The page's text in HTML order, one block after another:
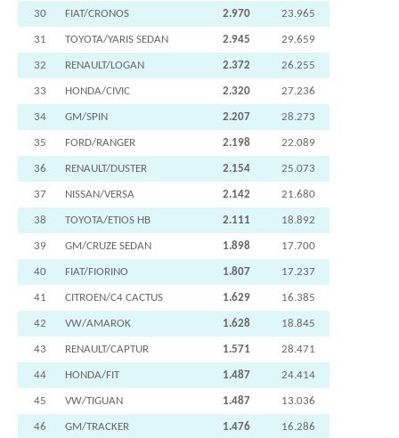
30 FIAT/CRONOS 2.970 23.965
31 TOYOTA/YARIS SEDAN 2.945 29.659
32 RENAULT/LOGAN 2.372 26.255
33 HONDA/CIVIC 2.320 27.236
34 GM/SPIN 2.207 28.273
35 FORD/RANGER 2.198 22.089
36 RENAULT/DUSTER 2.154 25.073
37 NISSAN/VERSA 2.142 21.680
38 TOYOTA/ETIOS HB 2.111 18.892
39 GM/CRUZE SEDAN 1.898 17.700
40 FIAT/FIORINO 1.807 17.237
41 CITROEN/C4 CACTUS 1.629 16.385
42 VW/AMAROK 1.628 18.845
43 RENAULT/CAPTUR 1.571 28.471
44 HONDA/FIT 1.487 24.414
45 VW/TIGUAN 1.487 13.036
46 GM/TRACKER 1.476 16.286